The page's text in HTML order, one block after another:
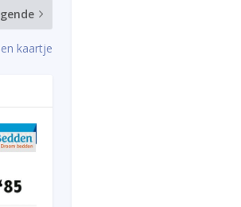
kaartje